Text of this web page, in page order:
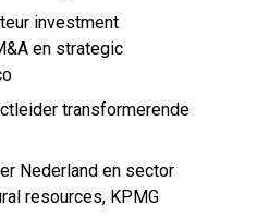
investment
en strategic
transformerende
Nederland en sector
resources, KPMG